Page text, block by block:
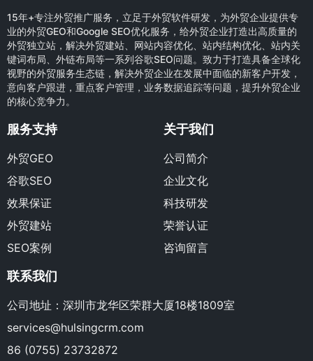
15年+专注外贸推广服务，立足于外贸软件研发，为外贸企业提供专
业的外贸GEO和Google SEO优化服务，给外贸企业打造出高质量的
外贸独立站，解决外贸建站、网站内容优化、站内结构优化、站内关
键词布局、外链布局等一系列谷歌SEO问题。致力于打造具备全球化
视野的外贸服务生态链，解决外贸企业在发展中面临的新客户开发，
意向客户跟进，重点客户管理，业务数据追踪等问题，提升外贸企业
的核心竞争力。
服务支持
外贸GEO
谷歌SEO
效果保证
外贸建站
SEO案例
关于我们
公司简介
企业文化
科技研发
荣誉认证
咨询留言
联系我们
公司地址：深圳市龙华区荣群大厦18楼1809室
services@hulsingcrm.com
86 (0755) 23732872